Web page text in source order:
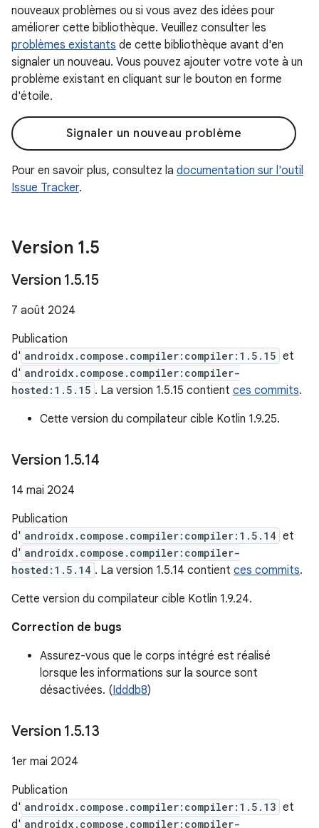
nouveaux problèmes ou si vous avez des idées pour
améliorer cette bibliothèque. Veuillez consulter les
problèmes existants de cette bibliothèque avant d'en
signaler un nouveau. Vous pouvez ajouter votre vote à un
problème existant en cliquant sur le bouton en forme
d'étoile.
Signaler un nouveau problème
Pour en savoir plus, consultez la documentation sur l'outil
Issue Tracker.
Version 1.5
Version 1.5.15
7 août 2024
Publication
d' androidx.compose.compiler:compiler:1.5.15 et
d' androidx.compose.compiler:compiler-
hosted:1.5.15 . La version 1.5.15 contient ces commits.
Cette version du compilateur cible Kotlin 1.9.25.
Version 1.5.14
14 mai 2024
Publication
d' androidx.compose.compiler:compiler:1.5.14 et
d' androidx.compose.compiler:compiler-
hosted:1.5.14 . La version 1.5.14 contient ces commits.
Cette version du compilateur cible Kotlin 1.9.24.
Correction de bugs
Assurez-vous que le corps intégré est réalisé
lorsque les informations sur la source sont
désactivées. (Idddb8)
Version 1.5.13
1er mai 2024
Publication
d' androidx.compose.compiler:compiler:1.5.13 et
d' androidx.compose.compiler:compiler-